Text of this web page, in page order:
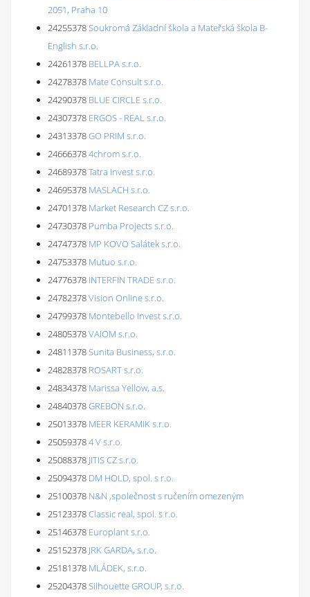
2051, Praha 10
24255378Soukromá Základní škola a Mateřská škola B-
English s.r.o.
24261378 BELLPA s.r.o.
24278378 Mate Consult s.r.o.
24290378 BLUE CIRCLE s.r.o.
24307378 ERGOS - REAL s.r.o.
24313378GO PRIM s.r.o.
246663784chrom s.r.o.
24689378Tatra Invest s.r.o.
24695378 MASLACH s.r.o.
24701378 Market Research CZ s.r.o.
24730378 Pumba Projects s.r.o.
24747378 MP KOVO Salátek s.r.o.
24753378 Mutuo s.r.o.
24776378 INTERFIN TRADE s.r.o.
24782378Vision Online s.r.o.
24799378 Montebello Invest s.r.o.
24805378VAIOM s.r.o.
24811378Sunita Business, s.r.o.
24828378 ROSART s.r.o.
24834378 Marissa Yellow, a.s.
24840378GREBON s.r.o.
25013378 MEER KERAMIK s.r.o.
250593784 V s.r.o.
25088378 JITIS CZ s.r.o.
25094378 DM HOLD, spol. s r.o.
25100378 N&N ,společnost s ručením omezeným
25123378Classic real, spol. s r.o.
25146378 Europlant s.r.o.
25152378 JRK GARDA, s.r.o.
25181378 MLÁDEK, s.r.o.
25204378Silhouette GROUP, s.r.o.